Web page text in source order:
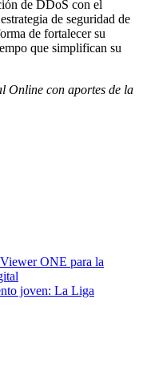
de DDoS con el
de seguridad de
de fortalecer su
que simplifican su
Online con aportes de la
ONE para la
joven: La Liga